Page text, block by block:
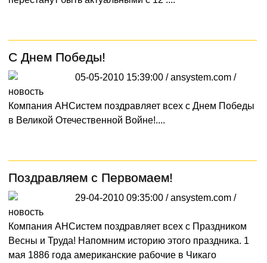
С Днем Победы!
05-05-2010 15:39:00 / ansystem.com /
новость
Компания АНСистем поздравляет всех с Днем Победы
в Великой Отечественной Войне!....
Поздравляем с Первомаем!
29-04-2010 09:35:00 / ansystem.com /
новость
Компания АНСистем поздравляет всех с Праздником
Весны и Труда! Напомним историю этого праздника. 1
мая 1886 года американские рабочие в Чикаго